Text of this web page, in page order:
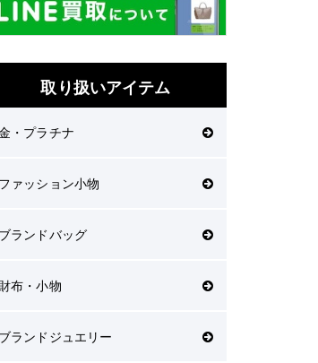
取り扱いアイテム
・プラチナ
ファッション小物
ブランドバッグ
財布・小物
ブランドジュエリー